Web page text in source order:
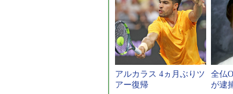
アルカラス 4ヵ月ぶりツ
アー復帰
全仏
が逮